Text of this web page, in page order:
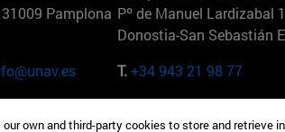
Pamplona Pº de Manuel Lardizabal
Donostia-San Sebastián
T.+34 943 21 98 77
3 28023
165 W 57th St 10019-
own and third-party cookies to store and retrieve